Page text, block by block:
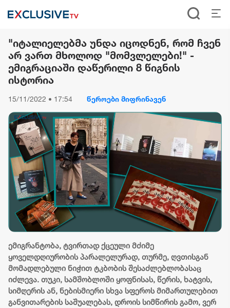
"იტალიელებმა უნდა იცოდნენ, რომ ჩვენ
არ ვართ მხოლოდ "მომვლელები!" -
ემიგრაციაში დაწერილი 8 წიგნის
ისტორია
15/11/2022 • 17:54 წეროები მიფრინავენ
ემიგრანტობა, ტვირთად ქცეული მძიმე
ყოველდღიურობის პარალელურად, თურმე, ღვთისგან
მომადლებული ნიჭით ტკბობის შესაძლებლობასაც
იძლევა. თუკი, სამშობლოში ყოფნისას, წერის, ხატვის,
სიმღერის ან, ნებისმიერი სხვა სფეროს მიმართულებით
განვითარების საშუალებას, დროის სიმწირის გამო, ვერ